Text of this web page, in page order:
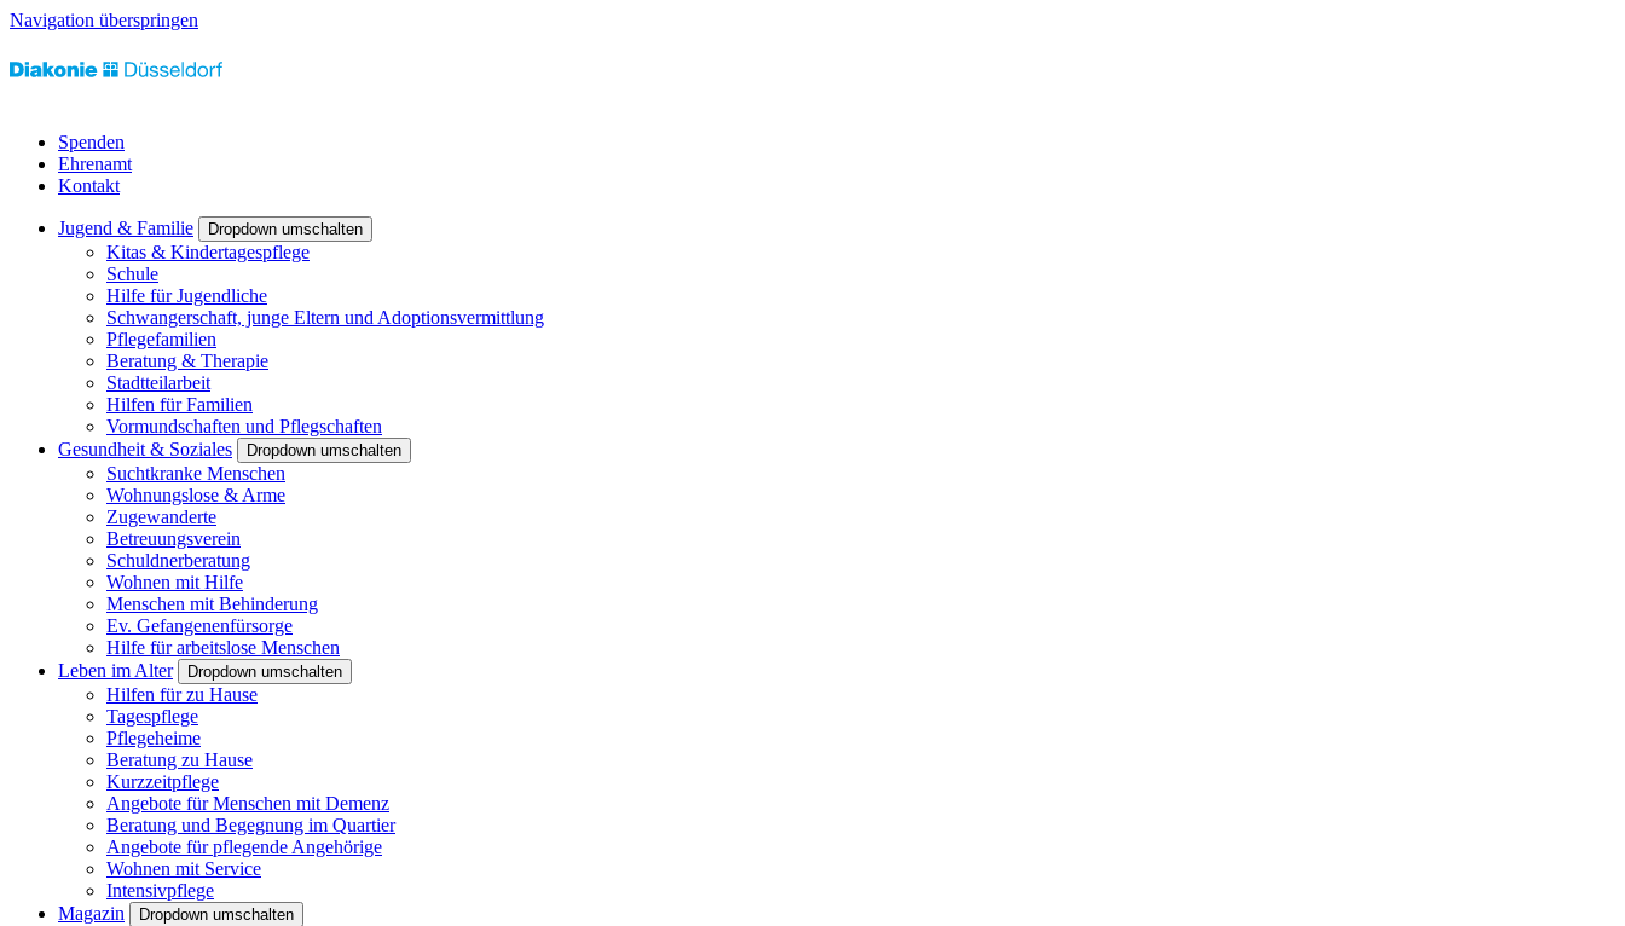
Navigation überspringen
Spenden
Ehrenamt
Kontakt
Jugend & Familie Dropdown umschalten
Kitas & Kindertagespflege
Schule
Hilfe für Jugendliche
Schwangerschaft, junge Eltern und Adoptionsvermittlung
Pflegefamilien
Beratung & Therapie
Stadtteilarbeit
Hilfen für Familien
Vormundschaften und Pflegschaften
Gesundheit & Soziales
Dropdown umschalten
Suchtkranke Menschen
Wohnungslose & Arme
Zugewanderte
Betreuungsverein
Schuldnerberatung
Wohnen mit Hilfe
Menschen mit Behinderung
Ev. Gefangenenfürsorge
Hilfe für arbeitslose Menschen
Leben im Alter
Dropdown umschalten
Hilfen für zu Hause
Tagespflege
Pflegeheime
Beratung zu Hause
Kurzzeitpflege
Angebote für Menschen mit Demenz
Beratung und Begegnung im Quartier
Angebote für pflegende Angehörige
Wohnen mit Service
Intensivpflege
Magazin
Dropdown umschalten